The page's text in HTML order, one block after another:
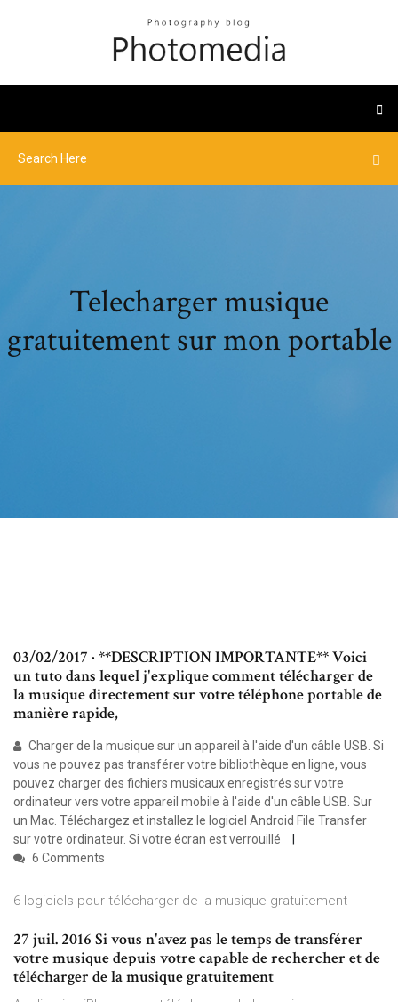
Telecharger musique
gratuitement sur mon portable
03/02/2017 · **DESCRIPTION IMPORTANTE** Voici
un tuto dans lequel j'explique comment télécharger de
la musique directement sur votre téléphone portable de
manière rapide,
Charger de la musique sur un appareil à l'aide d'un câble USB. Si
vous ne pouvez pas transférer votre bibliothèque en ligne, vous
pouvez charger des fichiers musicaux enregistrés sur votre
ordinateur vers votre appareil mobile à l'aide d'un câble USB. Sur
un Mac. Téléchargez et installez le logiciel Android File Transfer
sur votre ordinateur. Si votre écran est verrouillé
6 Comments
6 logiciels pour télécharger de la musique gratuitement
27 juil. 2016 Si vous n'avez pas le temps de transférer
votre musique depuis votre capable de rechercher et de
télécharger de la musique gratuitement